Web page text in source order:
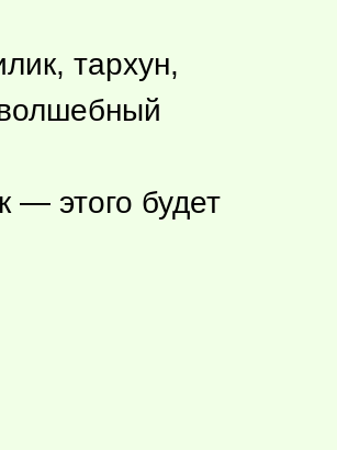
тархун,
— этого будет